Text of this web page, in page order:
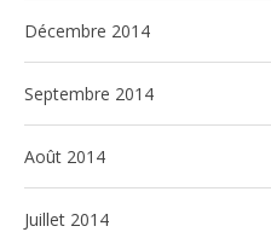
décembre 2014
septembre 2014
août 2014
juillet 2014